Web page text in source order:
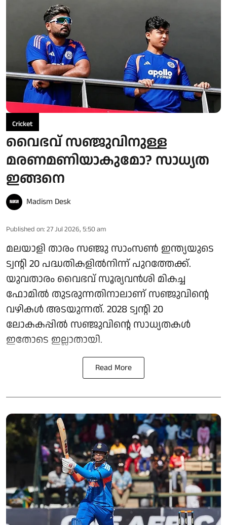
Cricket
വൈഭവ് സഞ്ജുവിനുള്ള
മരണമണിയാകുമോ? സാധ്യത
ഇങ്ങനെ
Madism Desk
Published on: 27 Jul 2026, 5:50 am
മലയാളി താരം സഞ്ജു സാംസൺ ഇന്ത്യയുടെ
ട്വന്റി 20 പദ്ധതികളിൽനിന്ന് പുറത്തേക്ക്.
യുവതാരം വൈഭവ് സൂര്യവൻശി മികച്ച
ഫോമിൽ തുടരുന്നതിനാലാണ് സഞ്ജുവിന്റെ
വഴികൾ അടയുന്നത്. 2028 ട്വന്റി 20
ലോകകപ്പിൽ സഞ്ജുവിന്റെ സാധ്യതകൾ
ഇതോടെ ഇല്ലാതായി.
Read More